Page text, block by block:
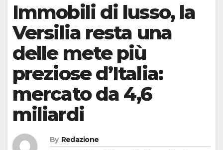
Immobili di lusso, la
Versilia resta una
delle mete più
preziose d’Italia:
mercato da 4,6
miliardi
By Redazione